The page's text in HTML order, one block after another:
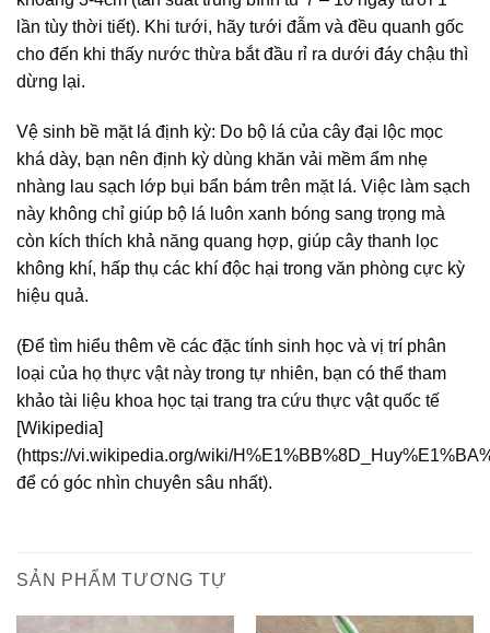
lần tùy thời tiết). Khi tưới, hãy tưới đẫm và đều quanh gốc
cho đến khi thấy nước thừa bắt đầu rỉ ra dưới đáy chậu thì
dừng lại.
Vệ sinh bề mặt lá định kỳ: Do bộ lá của cây đại lộc mọc
khá dày, bạn nên định kỳ dùng khăn vải mềm ẩm nhẹ
nhàng lau sạch lớp bụi bẩn bám trên mặt lá. Việc làm sạch
này không chỉ giúp bộ lá luôn xanh bóng sang trọng mà
còn kích thích khả năng quang hợp, giúp cây thanh lọc
không khí, hấp thụ các khí độc hại trong văn phòng cực kỳ
hiệu quả.
(Để tìm hiểu thêm về các đặc tính sinh học và vị trí phân
loại của họ thực vật này trong tự nhiên, bạn có thể tham
khảo tài liệu khoa học tại trang tra cứu thực vật quốc tế
[Wikipedia]
(https://vi.wikipedia.org/wiki/
để có góc nhìn chuyên sâu nhất).
SẢN PHẨM TƯƠNG TỰ